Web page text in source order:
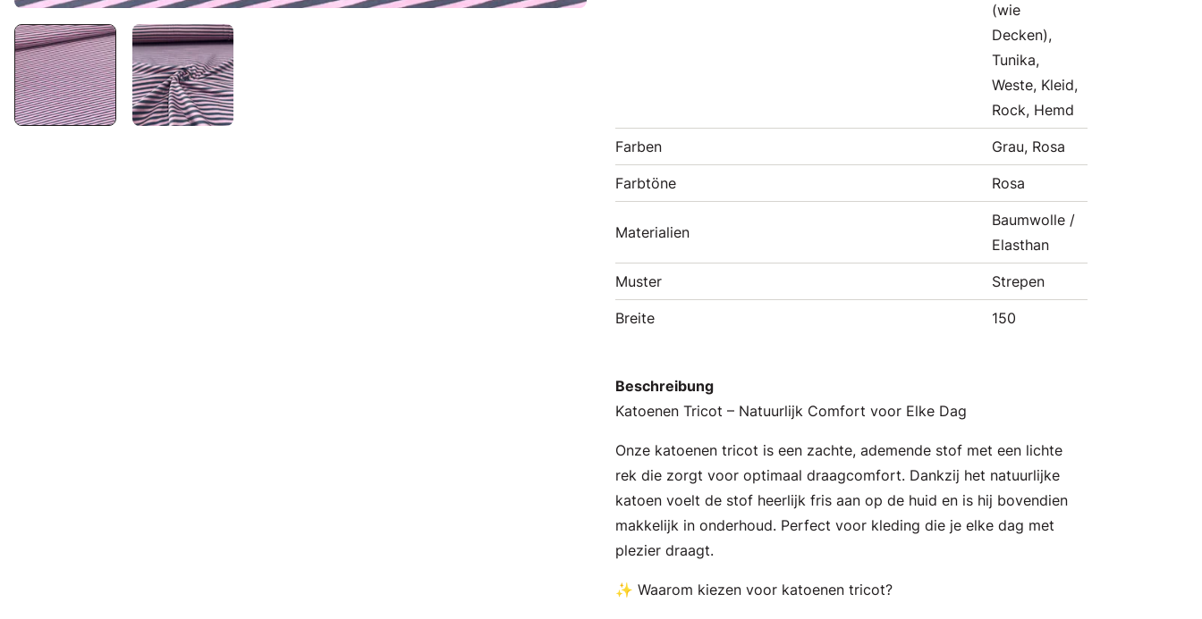
(wie
Decken),
Tunika,
Weste, Kleid,
Rock, Hemd
Farben Grau, Rosa
Farbtöne Rosa
Materialien
Baumwolle /
Elasthan
Muster Strepen
Breite 150
Beschreibung
Katoenen Tricot – Natuurlijk Comfort voor Elke Dag
Onze katoenen tricot is een zachte, ademende stof met een lichte
rek die zorgt voor optimaal draagcomfort. Dankzij het natuurlijke
katoen voelt de stof heerlijk fris aan op de huid en is hij bovendien
makkelijk in onderhoud. Perfect voor kleding die je elke dag met
plezier draagt.
✨ Waarom kiezen voor katoenen tricot?